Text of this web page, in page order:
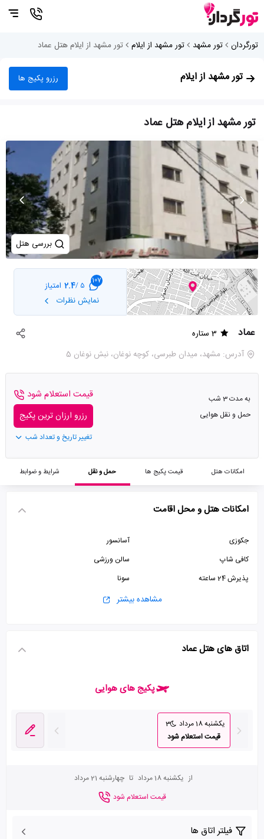
تورگردان تور مشهد تور مشهد از ایلام تور مشهد از ایلام هتل عماد
تور مشهد از ایلام رزرو پکیج ها
تور مشهد از ایلام هتل عماد
بررسی هتل
107
5 /
2.4 امتیاز
نمایش نظرات
عماد
3 ستاره
آدرس: مشهد، میدان طبرسی، کوچه نوغان، نبش نوغان 5
به مدت 3 شب
حمل و نقل هوایی
قیمت استعلام شود
رزرو ارزان ترین پکیج
تغییر تاریخ و تعداد شب
امکانات هتل قیمت پکیج ها حمل و نقل شرایط و ضوابط
امکانات هتل و محل اقامت
جکوزی
آسانسور
کافی شاپ
سالن ورزشی
پذیرش 24 ساعته
سونا
پارکینگ رایگانمشاهده بیشتر
اتاق های هتل عماد
پکیج های هوایی
یکشنبه 18 مرداد
3
قیمت استعلام شود
از یکشنبه 18 مرداد تا چهارشنبه 21 مرداد
قیمت استعلام شود
فیلتر اتاق ها